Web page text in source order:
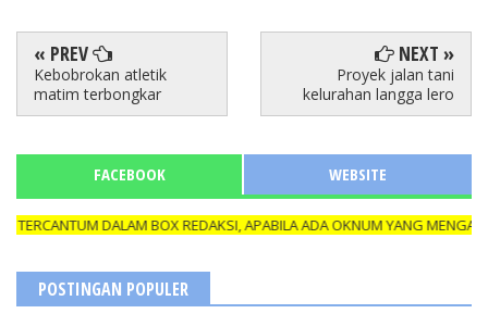
« PREV
Kebobrokan atletik
matim terbongkar
NEXT »
Proyek jalan tani
kelurahan langga lero
FACEBOOK WEBSITE
DALAM BOX REDAKSI, APABILA ADA OKNUM YANG
POSTINGAN POPULER